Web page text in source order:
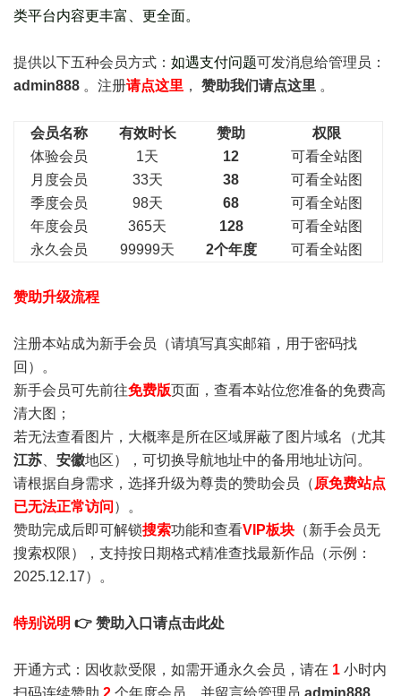
类平台内容更丰富、更全面。
提供以下五种会员方式： 如遇支付问题可发消息给管理员：
admin888 。注册请点这里 ， 赞助我们请点这里 。
会员名称 有效时长 赞助
权限
体验会员
1天 12
可看全站图
月度会员
33天 38
可看全站图
季度会员
98天 68
可看全站图
年度会员
365天 128
可看全站图
永久会员
99999天 2个年度 可看全站图
赞助升级流程
注册本站成为新手会员 （请填写真实邮箱，用于密码找
回）。
新手会员可先前往免费版页面，查看本站位您准备的免费高
清大图；
若无法查看图片，大概率是所在区域屏蔽了图片域名（尤其
江苏
安徽地区），可切换导航地址中的备用地址访问。
请根据自身需求，选择升级为尊贵的赞助会员（ 原免费站点
已无法正常访问 ）。
赞助完成后即可解锁搜索功能和查看VIP板块 （新手会员无
搜索权限），支持按日期格式精准查找最新作品（示例：
2025.12.17）。
特别说明 👉 赞助入口请点击此处
开通方式：因收款受限，如需开通永久会员，请在 1 小时内
扫码连续赞助 2 个年度会员，并留言给管理员 admin888